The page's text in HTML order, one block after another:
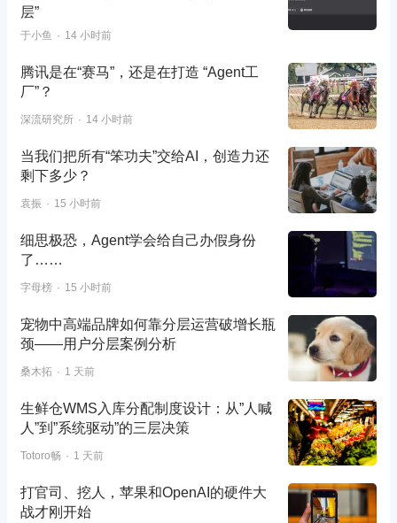
层”
于小鱼 14 小时前
腾讯是在“赛马”，还是在打造 “Agent工
厂”？
深流研究所 14 小时前
当我们把所有“笨功夫”交给AI，创造力还
剩下多少？
袁振 15 小时前
细思极恐，Agent学会给自己办假身份
了……
字母榜 15 小时前
宠物中高端品牌如何靠分层运营破增长瓶
颈——用户分层案例分析
桑木拓 1 天前
生鲜仓WMS入库分配制度设计：从”人喊
人”到”系统驱动”的三层决策
Totoro畅 1 天前
打官司、挖人，苹果和OpenAI的硬件大
战才刚开始